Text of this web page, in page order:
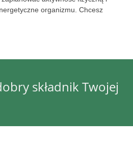
organizmu. Chcesz
składnik Twojej